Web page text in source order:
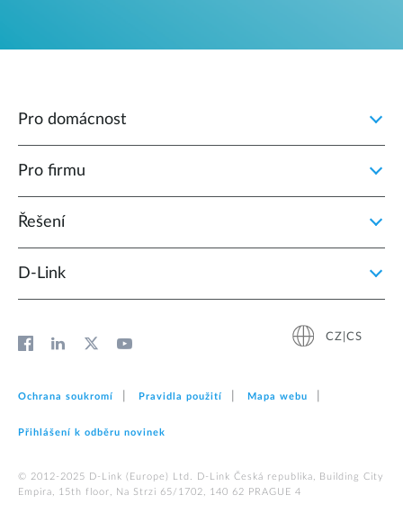
Pro domácnost
Pro firmu
Řešení
D‑Link
CZ|CS
Ochrana soukromí Pravidla použití Mapa webu
Přihlášení k odběru novinek
© 2012‑2025 D‑Link (Europe) Ltd. D-Link Česká republika, Building City
Empira, 15th floor, Na Strzi 65/1702, 140 62 PRAGUE 4